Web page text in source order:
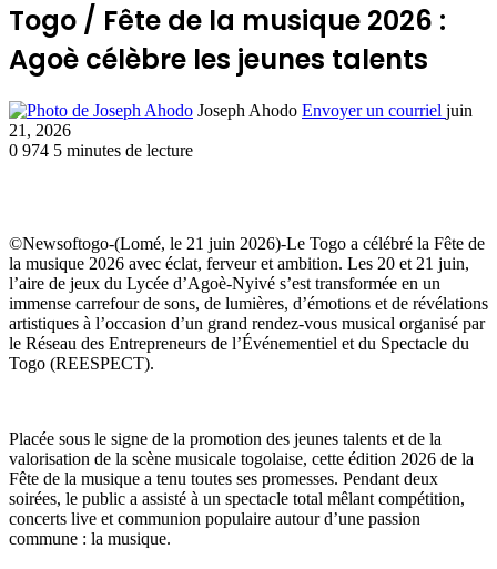
Togo / Fête de la musique 2026 :
Agoè célèbre les jeunes talents
Joseph Ahodo Envoyer un courriel juin
21, 2026
0 974 5 minutes de lecture
©Newsoftogo-(Lomé, le 21 juin 2026)-Le Togo a célébré la Fête de
la musique 2026 avec éclat, ferveur et ambition. Les 20 et 21 juin,
l’aire de jeux du Lycée d’Agoè-Nyivé s’est transformée en un
immense carrefour de sons, de lumières, d’émotions et de révélations
artistiques à l’occasion d’un grand rendez-vous musical organisé par
le Réseau des Entrepreneurs de l’Événementiel et du Spectacle du
Togo (REESPECT).
Placée sous le signe de la promotion des jeunes talents et de la
valorisation de la scène musicale togolaise, cette édition 2026 de la
Fête de la musique a tenu toutes ses promesses. Pendant deux
soirées, le public a assisté à un spectacle total mêlant compétition,
concerts live et communion populaire autour d’une passion
commune : la musique.